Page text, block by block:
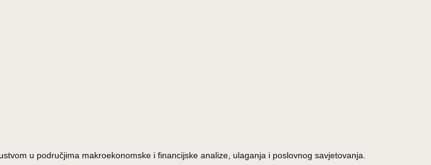
u područjima makroekonomske i financijske analize, ulaganja i poslovnog savjetovanja.